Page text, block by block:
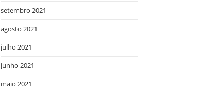
setembro 2021
agosto 2021
julho 2021
junho 2021
maio 2021